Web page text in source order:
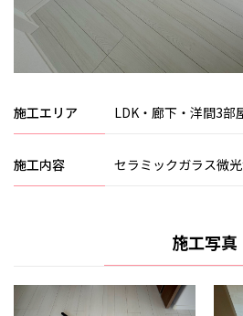
施工エリア LDK・廊下・洋間3部
施工内容 セラミックガラス微
施工写真